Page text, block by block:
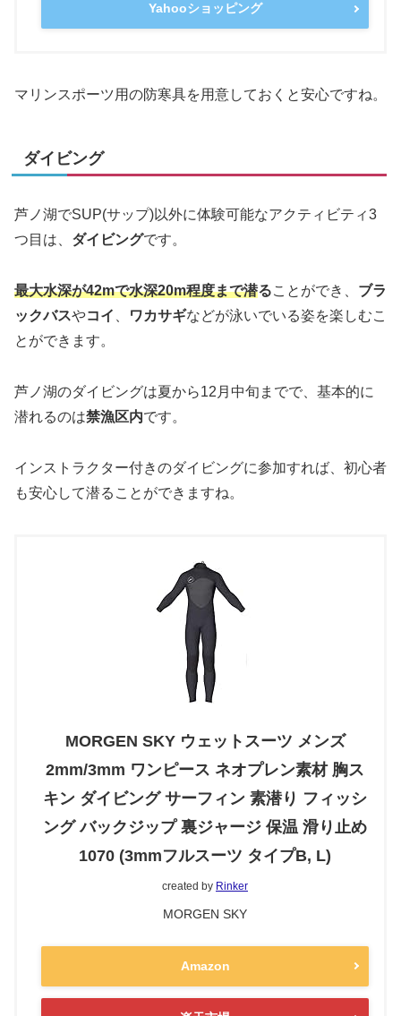
Yahooショッピング
マリンスポーツ用の防寒具を用意しておくと安心ですね。
ダイビング
芦ノ湖でSUP(サップ)以外に体験可能なアクティビティ3
つ目は、 ダイビングです。
最大水深が42mで水深20m程度まで潜ることができ、 ブラ
ックバスやコイ ワカサギなどが泳いでいる姿を楽しむこ
とができます。
芦ノ湖のダイビングは夏から12月中旬までで、基本的に
潜れるのは禁漁区内です。
インストラクター付きのダイビングに参加すれば、初心者
も安心して潜ることができますね。
MORGEN SKY ウェットスーツ メンズ
2mm/3mm ワンピース ネオプレン素材 胸ス
キン ダイビング サーフィン 素潜り フィッシ
ング バックジップ 裏ジャージ 保温 滑り止め
1070 (3mmフルスーツ タイプB, L)
created by Rinker
MORGEN SKY
Amazon